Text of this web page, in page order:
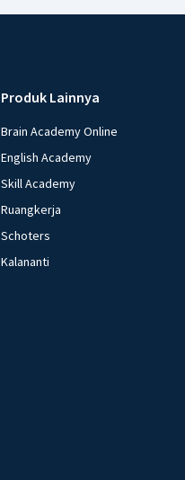
Produk Lainnya
Brain Academy Online
English Academy
Skill Academy
Ruangkerja
Schoters
Kalananti